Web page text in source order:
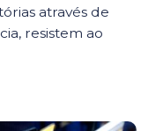
através de
resistem ao